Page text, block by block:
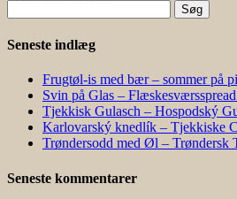
efter:
Seneste indlæg
Frugtøl-is med bær – sommer på
Svin på Glas –
Tjekkisk Gulasch – Hospodský
Karlovarský knedlík – Tjekkiske
Trøndersodd med Øl – Trøndersk
Seneste kommentarer